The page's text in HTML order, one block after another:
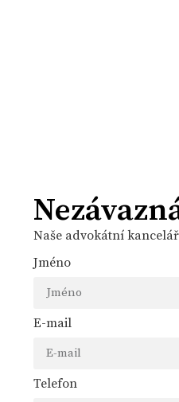
Naše advokátní
Jméno
E-mail
Telefon